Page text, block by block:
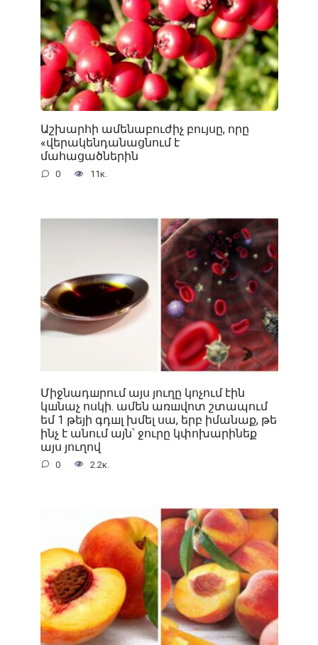
Աշխարհի ամենաբուժիչ բույսը, որը
«վերակենդանացնում է
մահացածներին
0 11к.
Միջնադшրում այս յուղը կոչում էին
կшնաչ ոսկի. ամեն առшվոտ շտապում
եմ 1 թեյի գդшլ խմել սա, երբ իմանաք, թե
ինչ է անում այն՝ ջուրը կփոխարինեք
այս յուղով
0 2.2к.